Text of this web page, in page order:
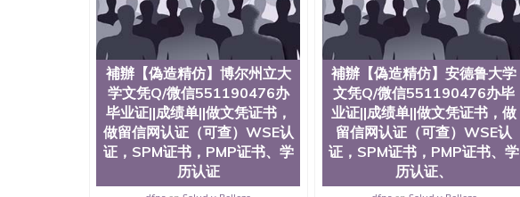
補辦【偽造精仿】博尔州立大
学文凭Q/微信551190476办
毕业证||成绩单||做文凭证书，
做留信网认证（可查）WSE认
证，SPM证书，PMP证书、学
历认证
補辦【偽造精仿】安德鲁大学
文凭Q/微信551190476办毕
业证||成绩单||做文凭证书，做
留信网认证（可查）WSE认
证，SPM证书，PMP证书、学
历认证、